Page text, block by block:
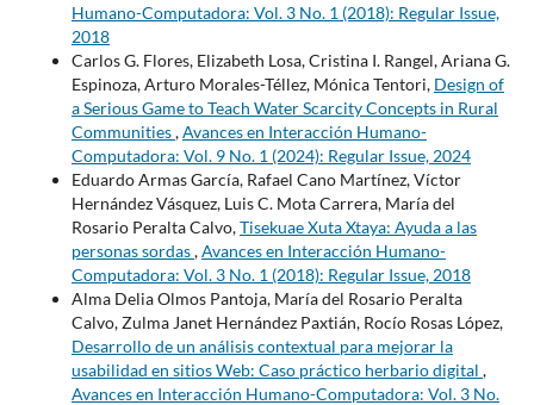
Humano-Computadora: Vol. 3 No. 1 (2018): Regular Issue,
2018
Carlos G. Flores, Elizabeth Losa, Cristina I. Rangel, Ariana G.
Espinoza, Arturo Morales-Téllez, Mónica Tentori, Design of
a Serious Game to Teach Water Scarcity Concepts in Rural
Communities,Avances en Interacción Humano-
Computadora: Vol. 9 No. 1 (2024): Regular Issue, 2024
Eduardo Armas García, Rafael Cano Martínez, Víctor
Hernández Vásquez, Luis C. Mota Carrera, María del
Rosario Peralta Calvo,Tisekuae Xuta Xtaya: Ayuda a las
personas sordas,Avances en Interacción Humano-
Computadora: Vol. 3 No. 1 (2018): Regular Issue, 2018
Alma Delia Olmos Pantoja, María del Rosario Peralta
Calvo, Zulma Janet Hernández Paxtián, Rocío Rosas López,
Desarrollo de un análisis contextual para mejorar la
usabilidad en sitios Web: Caso práctico herbario digital ,
Avances en Interacción Humano-Computadora: Vol. 3 No.